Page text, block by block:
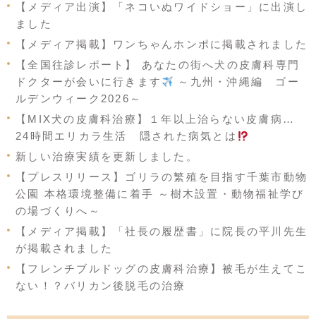
【メディア出演】「ネコいぬワイドショー」に出演し
ました
【メディア掲載】ワンちゃんホンポに掲載されました
【全国往診レポート】 あなたの街へ犬の皮膚科専門
ドクターが会いに行きます
～九州・沖縄編 ゴー
ルデンウィーク2026～
【MIX犬の皮膚科治療】１年以上治らない皮膚病…
24時間エリカラ生活 隠された病気とは
新しい治療実績を更新しました。
【プレスリリース】ゴリラの繁殖を目指す千葉市動物
公園 本格環境整備に着手 ～樹木設置・動物福祉学び
の場づくりへ～
【メディア掲載】「社長の履歴書」に院長の平川先生
が掲載されました
【フレンチブルドッグの皮膚科治療】被毛が生えてこ
ない！？バリカン後脱毛の治療